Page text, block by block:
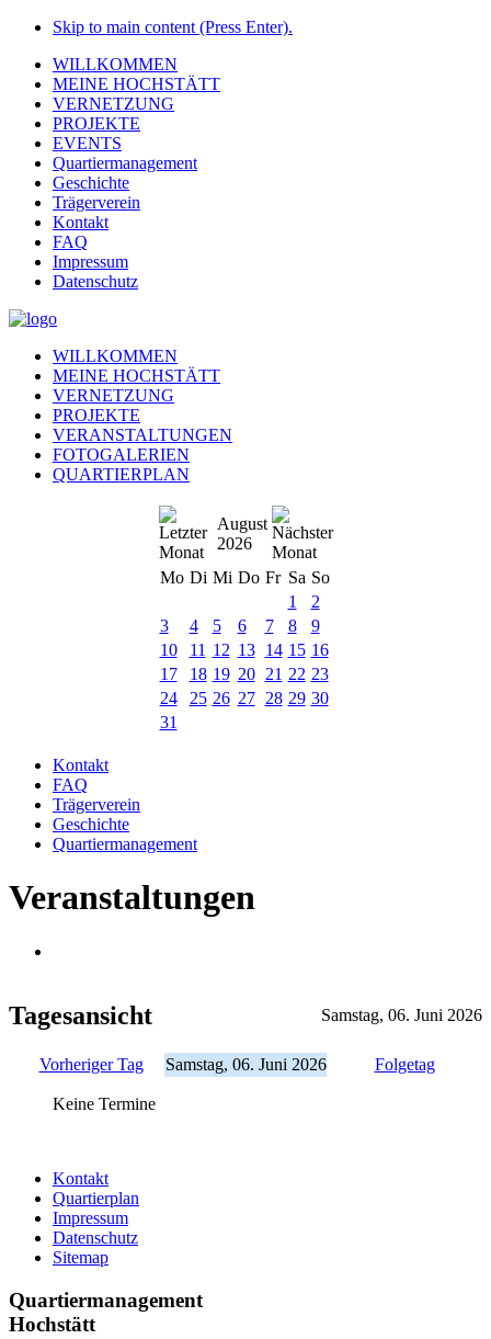
Skip to main content (Press Enter).
WILLKOMMEN
MEINE HOCHSTÄTT
VERNETZUNG
PROJEKTE
EVENTS
Quartiermanagement
Geschichte
Trägerverein
Kontakt
FAQ
Impressum
Datenschutz
WILLKOMMEN
MEINE HOCHSTÄTT
VERNETZUNG
PROJEKTE
VERANSTALTUNGEN
FOTOGALERIEN
QUARTIERPLAN
August
2026
Mo Di Mi Do Fr Sa So
1
2
3
4 5 6 7 8
9
10
11 12 13 14 15 16
17
18 19 20 21 22 23
24
25 26 27 28 29 30
31
Kontakt
FAQ
Trägerverein
Geschichte
Quartiermanagement
Veranstaltungen
Tagesansicht Samstag, 06. Juni 2026
Vorheriger Tag Samstag, 06. Juni 2026 Folgetag
Keine Termine
Kontakt
Quartierplan
Impressum
Datenschutz
Sitemap
Quartiermanagement
Hochstätt